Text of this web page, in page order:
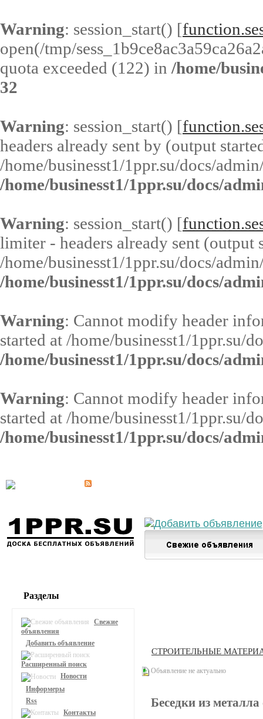
Warning: session_start() [
open(/tmp/
quota exceeded (122) in /home/
32
Warning: session_start() [
headers already sent by (output
/home/businesst1/1ppr.su/docs/
/home/businesst1/1ppr.su/docs/
Warning: session_start() [
limiter - headers already sent (output
/home/businesst1/1ppr.su/docs/
/home/businesst1/1ppr.su/docs/
Warning: Cannot modify header
started at /home/businesst1/1ppr.su/
/home/businesst1/1ppr.su/docs/
Warning: Cannot modify header
started at /home/businesst1/1ppr.su/
/home/businesst1/1ppr.su/docs/
СТРОИТЕЛЬНЫЕ
Объявление не актуально
Беседки из
Разделы
Свежие
объявления
Добавить объявление
Расширенный поиск
Новости
Информеры
Rss
Контакты